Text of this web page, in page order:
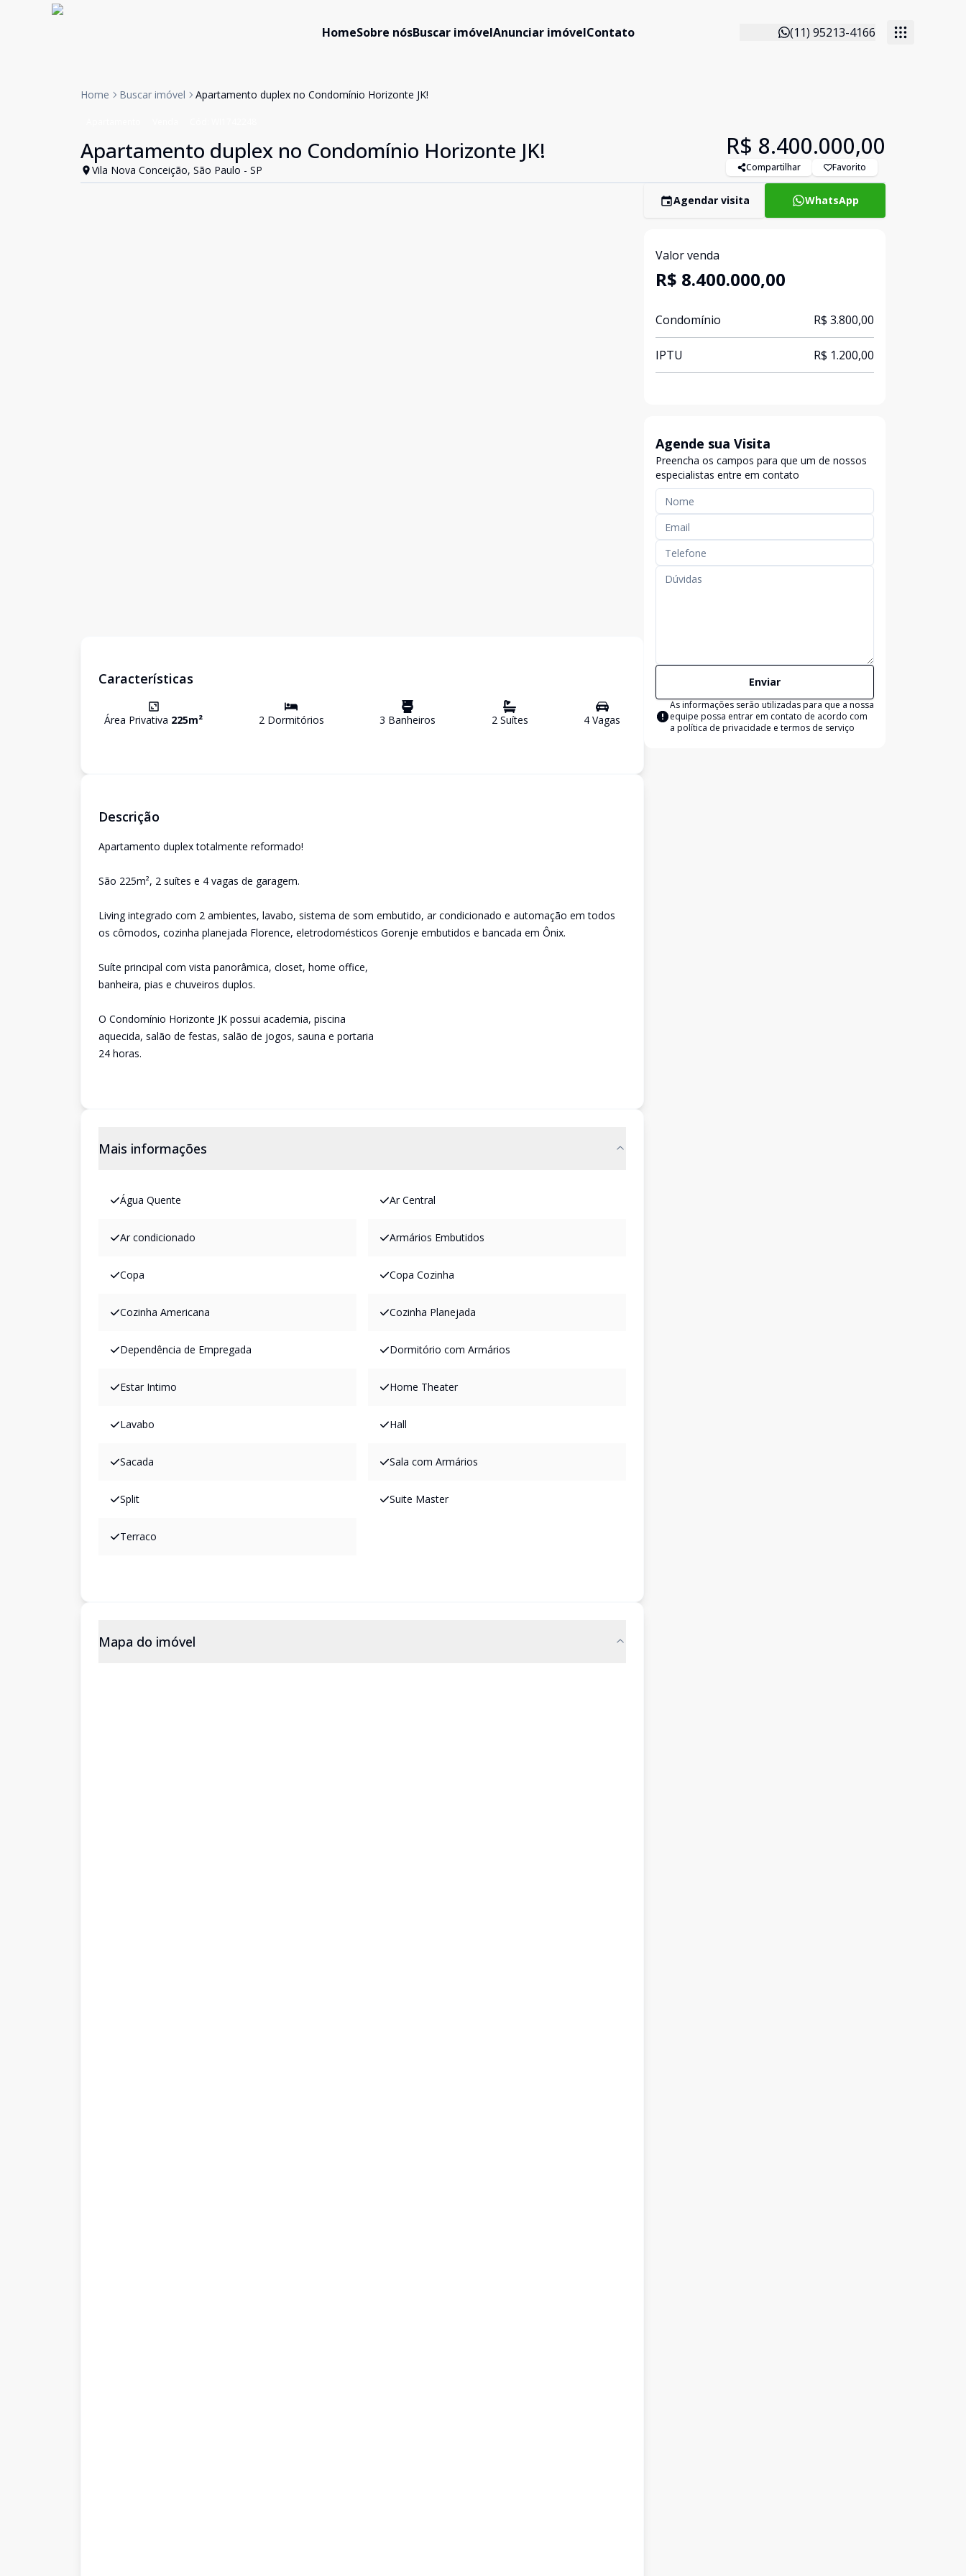
HomeSobre nósBuscar imóvelAnunciar imóvelContato (11) 95213-4166
Home Buscar imóvel Apartamento duplex no Condomínio Horizonte JK!
Apartamento duplex no Condomínio Horizonte JK!
Vila Nova Conceição, São Paulo - SP
R$ 8.400.000,00
Compartilhar Favorito
Características
Área Privativa 225m² 2Dormitórios 3 Banheiros 2Suítes 4 Vagas
Descrição
Apartamento duplex totalmente reformado!
São 225m², 2 suítes e 4 vagas de garagem.
Living integrado com 2 ambientes, lavabo, sistema de som embutido, ar condicionado e automação em todos
os cômodos, cozinha planejada Florence, eletrodomésticos Gorenje embutidos e bancada em Ônix.
Suíte principal com vista panorâmica, closet, home office,
banheira, pias e chuveiros duplos.
O Condomínio Horizonte JK possui academia, piscina
aquecida, salão de festas, salão de jogos, sauna e portaria
24 horas.
Mais informações
Água Quente Ar Central
Ar condicionado Armários Embutidos
Copa Copa Cozinha
Cozinha Americana Cozinha Planejada
Dependência de Empregada Dormitório com Armários
Estar Intimo Home Theater
Lavabo Hall
Sacada Sala com Armários
Split Suite Master
Terraco
Mapa do imóvel
Agendar visita WhatsApp
Valor venda
R$ 8.400.000,00
Condomínio R$ 3.800,00
IPTU R$ 1.200,00
Agende sua Visita
Preencha os campos para que um de nossos
especialistas entre em contato
Enviar
As informações serão utilizadas para que a nossa
equipe possa entrar em contato de acordo com
a política de privacidade e termos de serviço